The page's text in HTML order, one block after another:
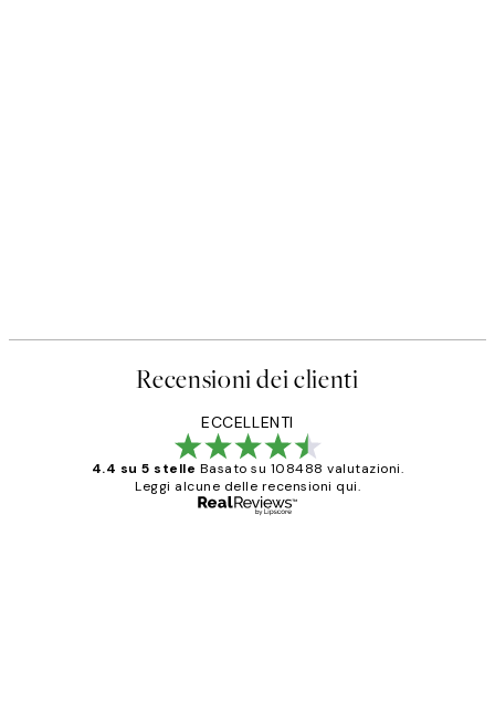
Recensioni dei clienti
ECCELLENTI
4.4 su 5 stelle Basato su 108488 valutazioni.
Leggi alcune delle recensioni qui.